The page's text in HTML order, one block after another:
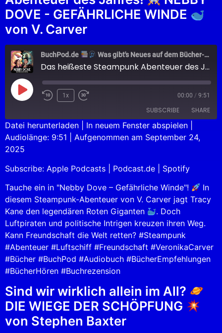
DOVE - GEFÄHRLICHE WINDE
von V. Carver
BuchPod.de Was gibt's Neues auf dem Bücher-Markt?
Das heißeste Steampunk Abenteuer des Jahres!
1x 00:00 / 9:51
SUBSCRIBE SHARE
Apple Podcasts Podcast.de
RSS FEED
SHARE
EMBED
Datei herunterladen In neuem Fenster abspielen
Audiolänge: 9:51
Aufgenommen am September 24,
2025
Subscribe: Apple Podcasts Podcast.de
Spotify
Tauche ein in "Nebby Dove – Gefährliche Winde"!
In
diesem Steampunk-Abenteuer von V. Carver jagt Tracy
Kane den legendären Roten Giganten
. Doch
Luftpiraten und politische Intrigen kreuzen ihren Weg.
Kann Freundschaft die Welt retten? #Steampunk
#Abenteuer #Luftschiff #Freundschaft #VeronikaCarver
#Bücher #BuchPod #Audiobuch #BücherEmpfehlungen
#BücherHören #Buchrezension
Sind wir wirklich allein im All?
DIE WIEGE DER SCHÖPFUNG
von Stephen Baxter